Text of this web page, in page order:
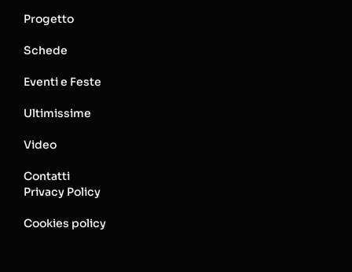
Progetto
Schede
Eventi e Feste
Ultimissime
Video
Contatti
Privacy Policy
Cookies policy